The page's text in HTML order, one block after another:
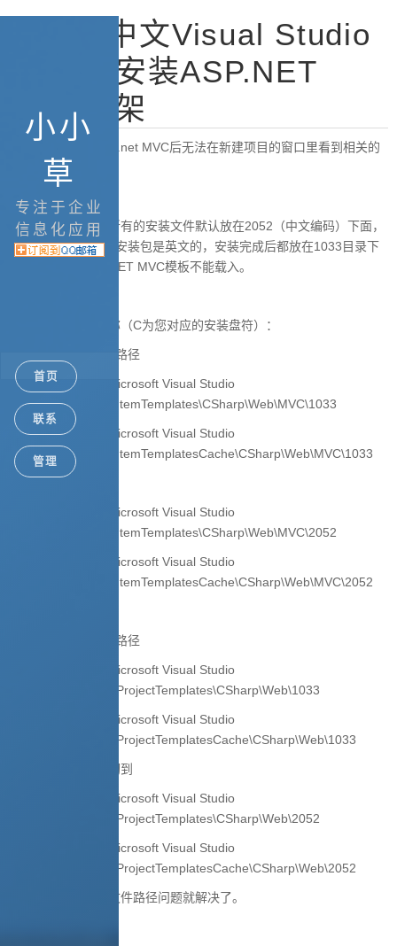
小小
草
专注于企业
信息化应用
首页
联系
管理
［转］中文Visual Studio
2008中安装ASP.NET
MVC框架
默认下载安装好Asp.net MVC后无法在新建项目的窗口里看到相关的
模板。
主要是因为中文版所有的安装文件默认放在2052（中文编码）下面，
而ASP.NET MVC的安装包是英文的，安装完成后都放在1033目录下
面，所以导致ASP.NET MVC模板不能载入。
修改如下文件夹名称（C为您对应的安装盘符）：
1、修改模板的内容路径
C:\Program Files\Microsoft Visual Studio
9.0\Common7\IDE\ItemTemplates\CSharp\Web\MVC\1033
C:\Program Files\Microsoft Visual Studio
9.0\Common7\IDE\ItemTemplatesCache\CSharp\Web\MVC\1033
C:\Program Files\Microsoft Visual Studio
9.0\Common7\IDE\ItemTemplates\CSharp\Web\MVC\2052
C:\Program Files\Microsoft Visual Studio
9.0\Common7\IDE\ItemTemplatesCache\CSharp\Web\MVC\2052
2、修改项目模板的路径
C:\Program Files\Microsoft Visual Studio
9.0\Common7\IDE\ProjectTemplates\CSharp\Web\1033
C:\Program Files\Microsoft Visual Studio
9.0\Common7\IDE\ProjectTemplatesCache\CSharp\Web\1033
文件夹里的内容剪切到
C:\Program Files\Microsoft Visual Studio
9.0\Common7\IDE\ProjectTemplates\CSharp\Web\2052
C:\Program Files\Microsoft Visual Studio
9.0\Common7\IDE\ProjectTemplatesCache\CSharp\Web\2052
文件夹中，到这里文件路径问题就解决了。